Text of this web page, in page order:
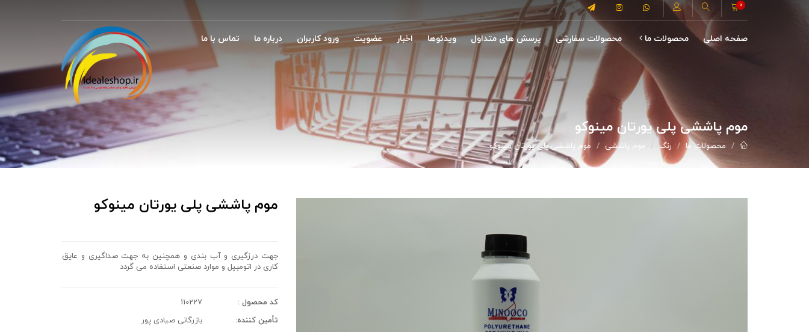
0
صفحه اصلی محصولات ما محصولات سفارشی پرسش های متداول ویدئوها اخبار عضویت ورود کاربران درباره ما تماس با ما
موم پاششی پلی یورتان مینوکو
محصولات ما رنگ موم پاششی موم پاششی پلی یورتان مینوکو
موم پاششی پلی یورتان مینوکو
جهت درزگیری و آب بندی و همچنین به جهت صداگیری و عایق
کاری در اتومبیل و موارد صنعتی استفاده می گردد
کد محصول :
110227
تأمین کننده:
بازرگانی صیادی پور